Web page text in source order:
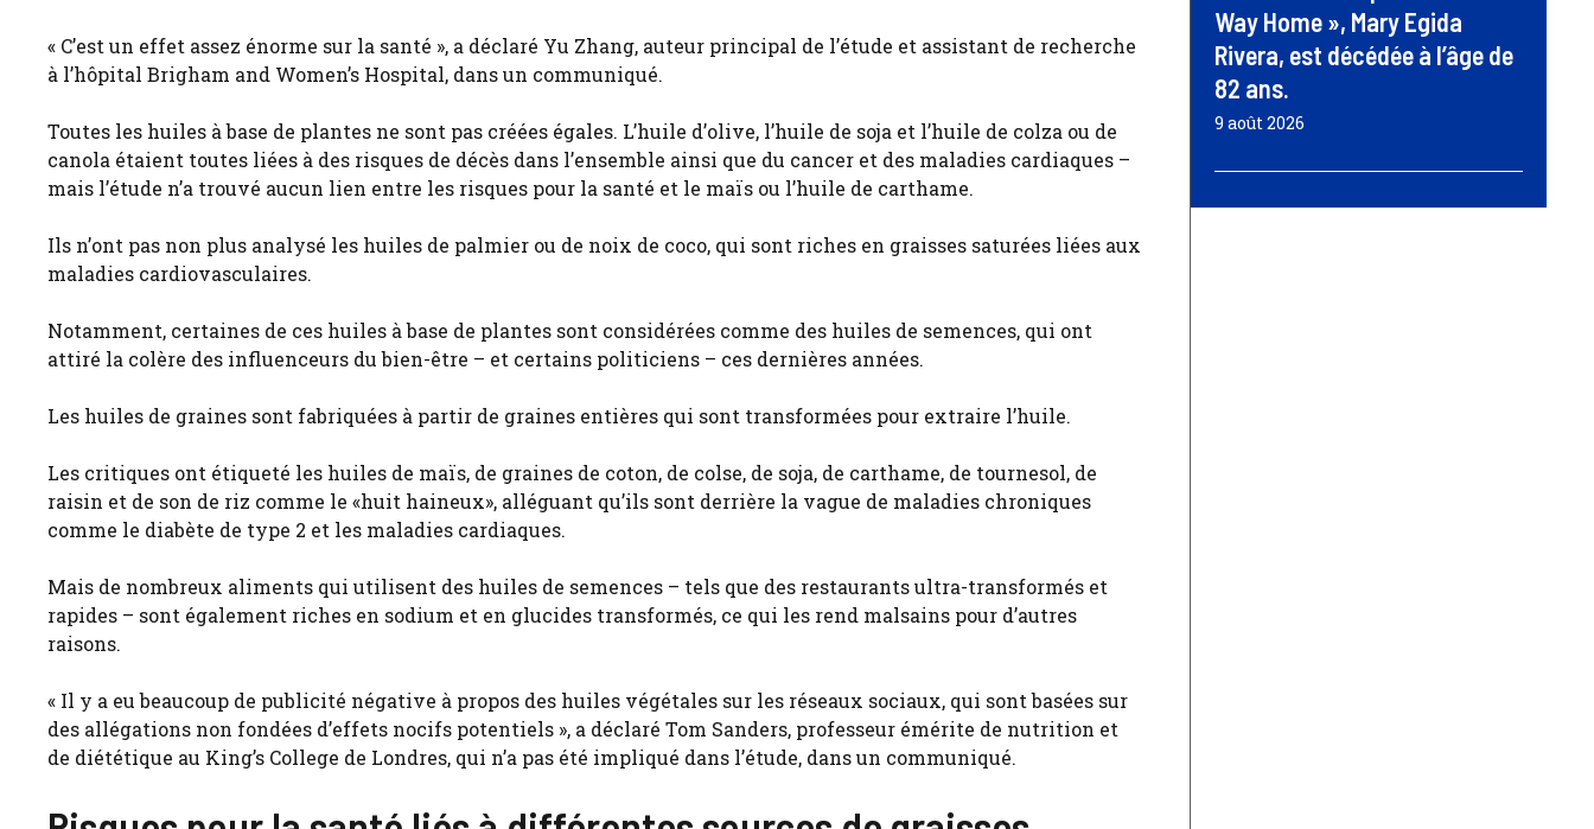
« C’est un effet assez énorme sur la santé », a déclaré Yu Zhang, auteur principal de l’étude et assistant de recherche
à l’hôpital Brigham and Women’s Hospital, dans un communiqué.
Toutes les huiles à base de plantes ne sont pas créées égales. L’huile d’olive, l’huile de soja et l’huile de colza ou de
canola étaient toutes liées à des risques de décès dans l’ensemble ainsi que du cancer et des maladies cardiaques –
mais l’étude n’a trouvé aucun lien entre les risques pour la santé et le maïs ou l’huile de carthame.
Ils n’ont pas non plus analysé les huiles de palmier ou de noix de coco, qui sont riches en graisses saturées liées aux
maladies cardiovasculaires.
Notamment, certaines de ces huiles à base de plantes sont considérées comme des huiles de semences, qui ont
attiré la colère des influenceurs du bien-être – et certains politiciens – ces dernières années.
Les huiles de graines sont fabriquées à partir de graines entières qui sont transformées pour extraire l’huile.
Les critiques ont étiqueté les huiles de maïs, de graines de coton, de colse, de soja, de carthame, de tournesol, de
raisin et de son de riz comme le «huit haineux», alléguant qu’ils sont derrière la vague de maladies chroniques
comme le diabète de type 2 et les maladies cardiaques.
Mais de nombreux aliments qui utilisent des huiles de semences – tels que des restaurants ultra-transformés et
rapides – sont également riches en sodium et en glucides transformés, ce qui les rend malsains pour d’autres
raisons.
« Il y a eu beaucoup de publicité négative à propos des huiles végétales sur les réseaux sociaux, qui sont basées sur
des allégations non fondées d’effets nocifs potentiels », a déclaré Tom Sanders, professeur émérite de nutrition et
de diététique au King’s College de Londres, qui n’a pas été impliqué dans l’étude, dans un communiqué.
Way Home », Mary Egida
Rivera, est décédée à l’âge de
82 ans.
9 août 2026